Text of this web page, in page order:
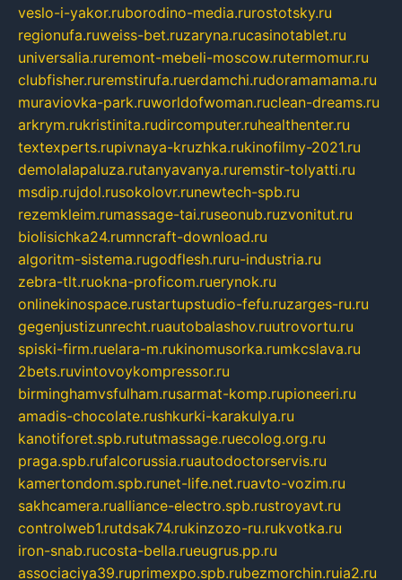
veslo-i-yakor.ruborodino-media.rurostotsky.ru
regionufa.ruweiss-bet.ruzaryna.rucasinotablet.ru
universalia.ruremont-mebeli-moscow.rutermomur.ru
clubfisher.ruremstirufa.ruerdamchi.rudoramamama.ru
muraviovka-park.ruworldofwoman.ruclean-dreams.ru
arkrym.rukristinita.rudircomputer.ruhealthenter.ru
textexperts.rupivnaya-kruzhka.rukinofilmy-2021.ru
demolalapaluza.rutanyavanya.ruremstir-tolyatti.ru
msdip.rujdol.rusokolovr.runewtech-spb.ru
rezemkleim.rumassage-tai.ruseonub.ruzvonitut.ru
biolisichka24.rumncraft-download.ru
algoritm-sistema.rugodflesh.ruru-industria.ru
zebra-tlt.ruokna-proficom.ruerynok.ru
onlinekinospace.rustartupstudio-fefu.ruzarges-ru.ru
gegenjustizunrecht.ruautobalashov.ruutrovortu.ru
spiski-firm.ruelara-m.rukinomusorka.rumkcslava.ru
2bets.ruvintovoykompressor.ru
birminghamvsfulham.rusarmat-komp.rupioneeri.ru
amadis-chocolate.rushkurki-karakulya.ru
kanotiforet.spb.rututmassage.ruecolog.org.ru
praga.spb.rufalcorussia.ruautodoctorservis.ru
kamertondom.spb.runet-life.net.ruavto-vozim.ru
sakhcamera.rualliance-electro.spb.rustroyavt.ru
controlweb1.rutdsak74.rukinzozo-ru.rukvotka.ru
iron-snab.rucosta-bella.rueugrus.pp.ru
associaciya39.ruprimexpo.spb.rubezmorchin.ruia2.ru